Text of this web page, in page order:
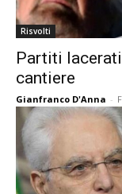
Risvolti
Partiti
cantiere
Gianfranco D'Anna -